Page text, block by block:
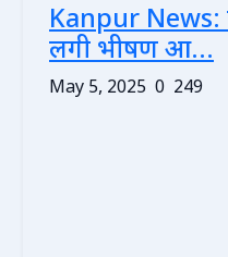
Kanpur News:
लगी भीषण आ...
May 5, 2025 0 249